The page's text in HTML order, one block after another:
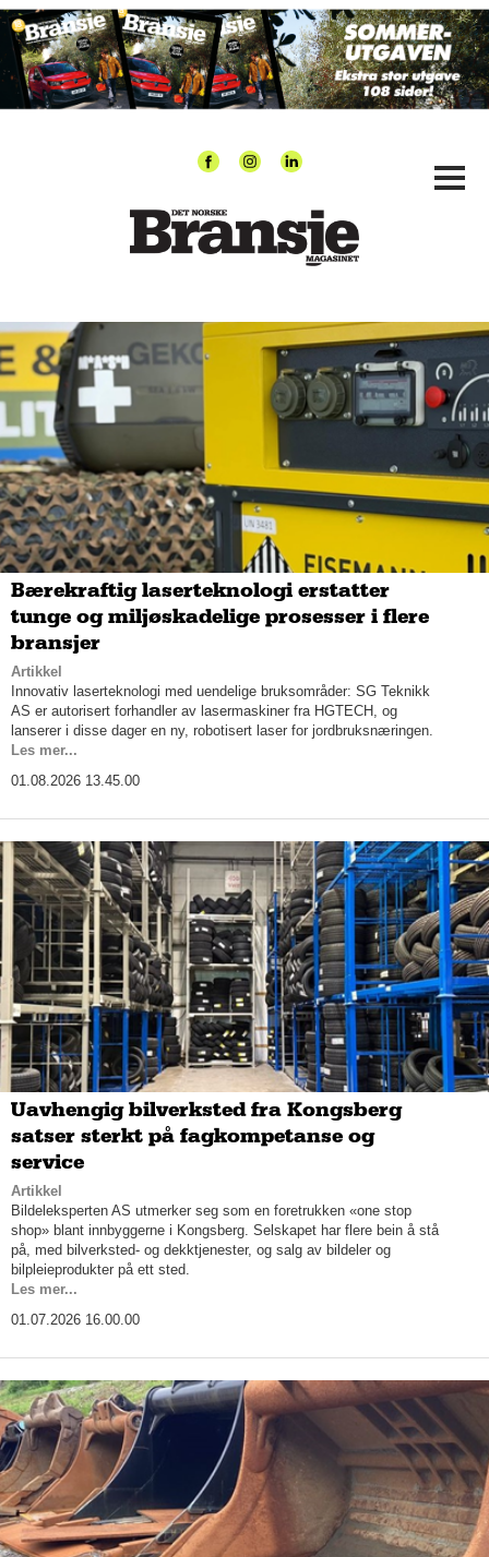
Bærekraftig laserteknologi erstatter
tunge og miljøskadelige prosesser i flere
bransjer
Artikkel
Innovativ laserteknologi med uendelige bruksområder: SG Teknikk
AS er autorisert forhandler av lasermaskiner fra HGTECH, og
lanserer i disse dager en ny, robotisert laser for jordbruksnæringen.
Les mer...
01.08.2026 13.45.00
Uavhengig bilverksted fra Kongsberg
satser sterkt på fagkompetanse og
service
Artikkel
Bildeleksperten AS utmerker seg som en foretrukken «one stop
shop» blant innbyggerne i Kongsberg. Selskapet har flere bein å stå
på, med bilverksted- og dekktjenester, og salg av bildeler og
bilpleieprodukter på ett sted.
Les mer...
01.07.2026 16.00.00